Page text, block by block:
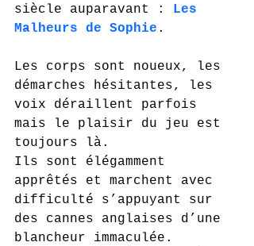
siècle auparavant : Les
Malheurs de Sophie .
Les corps sont noueux, les
démarches hésitantes, les
voix déraillent parfois
mais le plaisir du jeu est
toujours là.
Ils sont élégamment
apprêtés et marchent avec
difficulté s’appuyant sur
des cannes anglaises d’une
blancheur immaculée.